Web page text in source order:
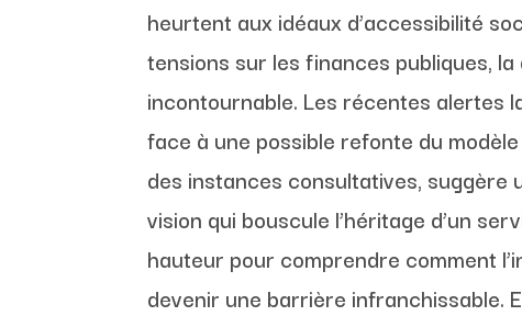
heurtent aux idéaux d’accessibilité
tensions sur les finances publiques,
incontournable. Les récentes alertes
face à une possible refonte du
des instances consultatives, suggère
vision qui bouscule l’héritage d’un
hauteur pour comprendre comment
devenir une barrière infranchissable.